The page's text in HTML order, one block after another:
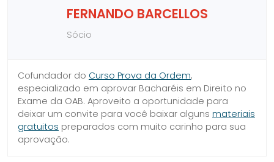
FERNANDO BARCELLOS
Sócio
Cofundador do Curso Prova da Ordem,
especializado em aprovar Bacharéis em Direito no
Exame da OAB. Aproveito a oportunidade para
deixar um convite para você baixar alguns materiais
gratuitos preparados com muito carinho para sua
aprovação.